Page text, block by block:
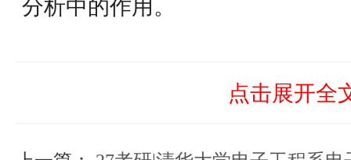
分析中的作用。
极点分析系统时域和频域特性的
点击展开全